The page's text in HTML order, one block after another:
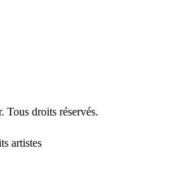
Tous droits réservés.
artistes